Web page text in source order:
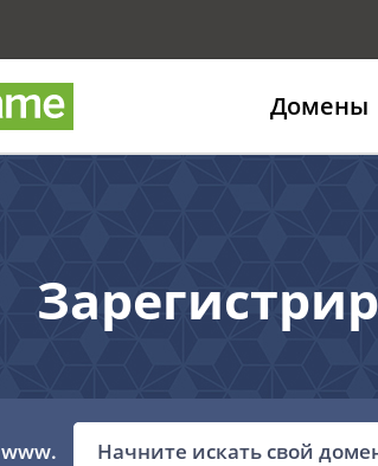
Домены
www.